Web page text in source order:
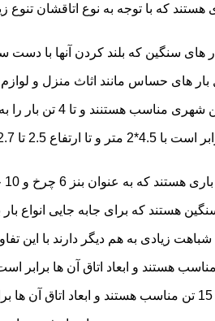
که با توجه به نوع اتاقشان
های سنگین که بلند کردن آنها با
های حساس مانند اثاث منزل و لوازم
و تا 4 تن بار را به راحتی حمل میکنند.
میتوان روی آنها قرار داد.
بنز 6 چرخ و 10 چرخ شناخته میشوند.
هستند که برای جابه جایی انواع
دیگر دارند با این تفاوت که جفت 5 تن بیشتر از